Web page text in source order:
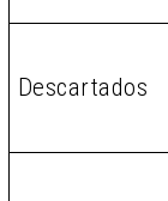
Descartados